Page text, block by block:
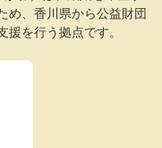
め、香川県から公益財団
援を行う拠点です。